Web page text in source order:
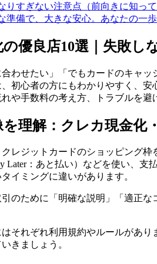
りすぎない注意点（前向きに知って
準備で、大きな安心。あなたの一
優良店10選｜失敗し
合わせたい」「でもカードのキャ
初心者の方にもわかりやすく、
や手数料の考え方、トラブルを
を理解：クレカ現金化
レジットカードのショッピング
Later：あと払い）などを使い、
イミングに違いがあります。
のために「明確な説明」「適正
それぞれ利用規約やルールがあ
きましょう。